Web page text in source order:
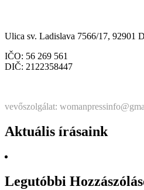
Ulica sv. Ladislava 7566/17, 92901
IČO: 56 269 561
DIČ: 2122358447
vevőszolgálat:
Aktuális írásaink
Legutóbbi